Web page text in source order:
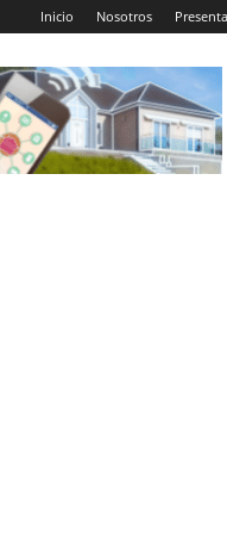
Inicio Nosotros
Casa
Inteligente
Wifi